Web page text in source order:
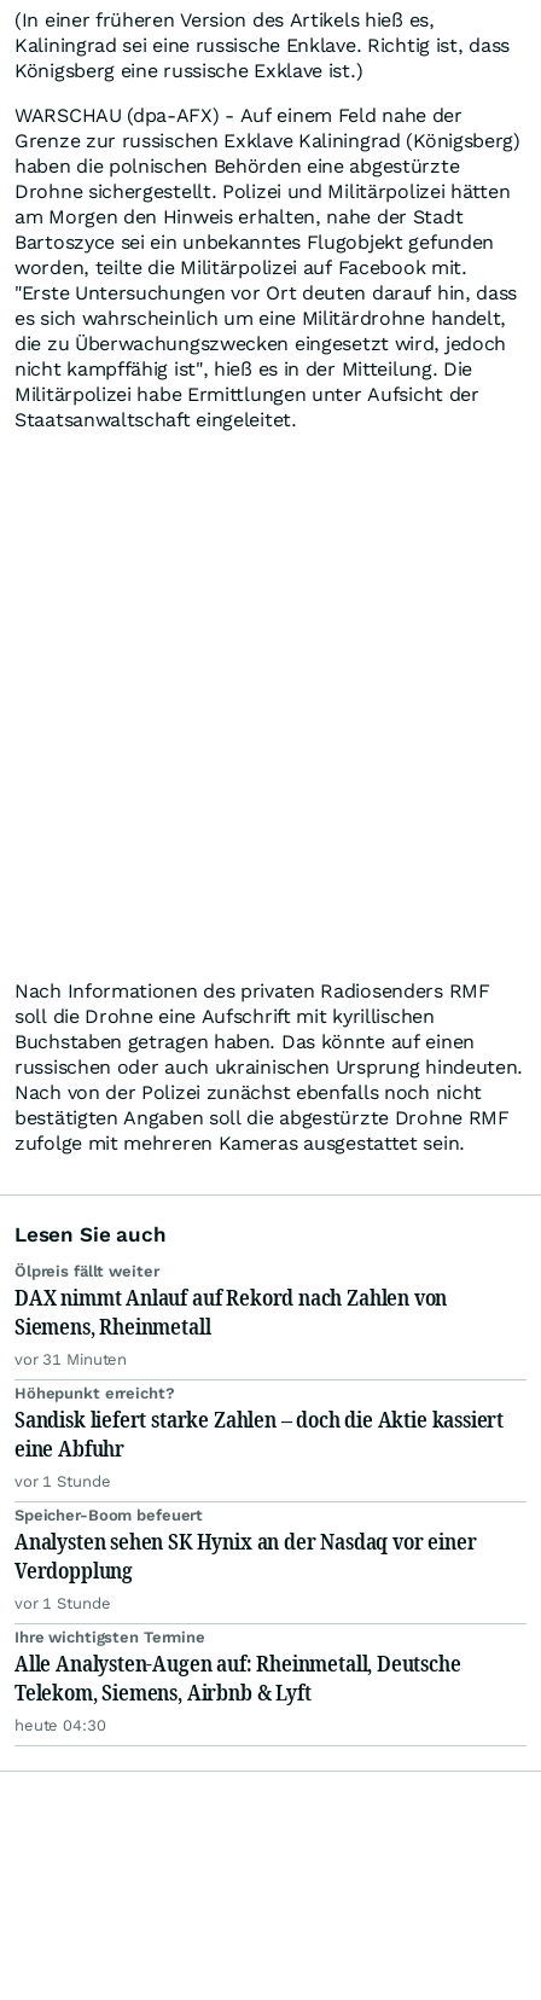
(In einer früheren Version des Artikels hieß es,
Kaliningrad sei eine russische Enklave. Richtig ist, dass
Königsberg eine russische Exklave ist.)
WARSCHAU (dpa-AFX) - Auf einem Feld nahe der
Grenze zur russischen Exklave Kaliningrad (Königsberg)
haben die polnischen Behörden eine abgestürzte
Drohne sichergestellt. Polizei und Militärpolizei hätten
am Morgen den Hinweis erhalten, nahe der Stadt
Bartoszyce sei ein unbekanntes Flugobjekt gefunden
worden, teilte die Militärpolizei auf Facebook mit.
"Erste Untersuchungen vor Ort deuten darauf hin, dass
es sich wahrscheinlich um eine Militärdrohne handelt,
die zu Überwachungszwecken eingesetzt wird, jedoch
nicht kampffähig ist", hieß es in der Mitteilung. Die
Militärpolizei habe Ermittlungen unter Aufsicht der
Staatsanwaltschaft eingeleitet.
Nach Informationen des privaten Radiosenders RMF
soll die Drohne eine Aufschrift mit kyrillischen
Buchstaben getragen haben. Das könnte auf einen
russischen oder auch ukrainischen Ursprung hindeuten.
Nach von der Polizei zunächst ebenfalls noch nicht
bestätigten Angaben soll die abgestürzte Drohne RMF
zufolge mit mehreren Kameras ausgestattet sein.
Lesen Sie auch
Ölpreis fällt weiter
DAX nimmt Anlauf auf Rekord nach Zahlen von
Siemens, Rheinmetall
vor 31 Minuten
Höhepunkt erreicht?
Sandisk liefert starke Zahlen – doch die Aktie kassiert
eine Abfuhr
vor 1 Stunde
Speicher-Boom befeuert
Analysten sehen SK Hynix an der Nasdaq vor einer
Verdopplung
vor 1 Stunde
Ihre wichtigsten Termine
Alle Analysten-Augen auf: Rheinmetall, Deutsche
Telekom, Siemens, Airbnb & Lyft
heute 04:30